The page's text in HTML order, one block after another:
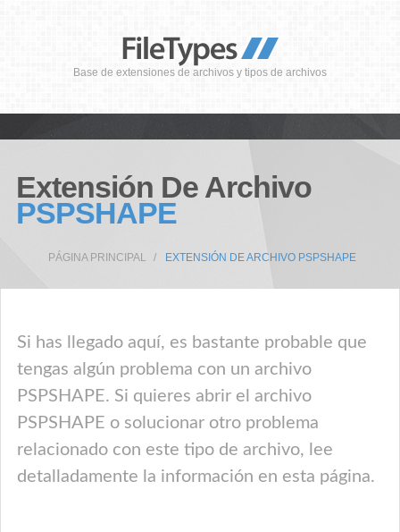
Base de extensiones de archivos y tipos de archivos
Extensión De Archivo
PSPSHAPE
PÁGINA PRINCIPAL EXTENSIÓN DE ARCHIVO PSPSHAPE
Si has llegado aquí, es bastante probable que
tengas algún problema con un archivo
PSPSHAPE. Si quieres abrir el archivo
PSPSHAPE o solucionar otro problema
relacionado con este tipo de archivo, lee
detalladamente la información en esta página.